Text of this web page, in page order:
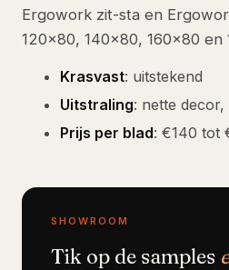
Ergowork zit-sta en
120×80, 140×80, 160×80 en
Krasvast: uitstekend
Uitstraling: nette
Prijs per blad: €140 tot
SHOWROOM
Tik op de samples